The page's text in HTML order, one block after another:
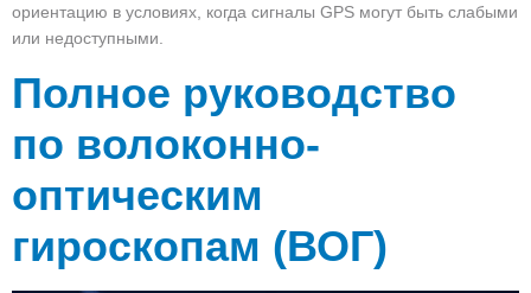
ориентацию в условиях, когда сигналы GPS могут быть слабыми
или недоступными.
Полное руководство
по волоконно-
оптическим
гироскопам (ВОГ)